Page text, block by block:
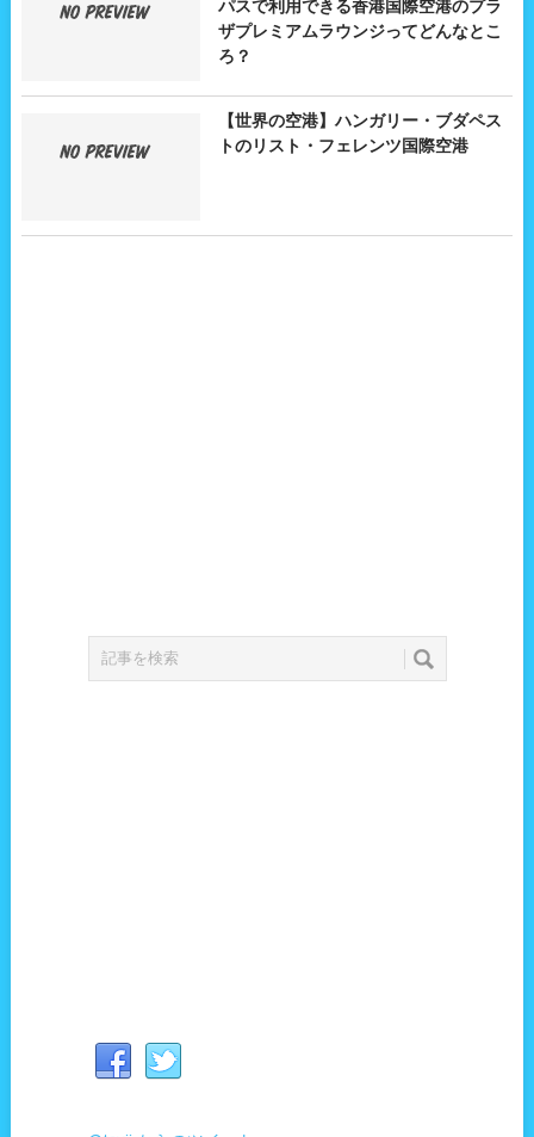
パスで利用できる香港国際空港のプラ
ザプレミアムラウンジってどんなとこ
ろ？
【世界の空港】ハンガリー・ブダペス
トのリスト・フェレンツ国際空港